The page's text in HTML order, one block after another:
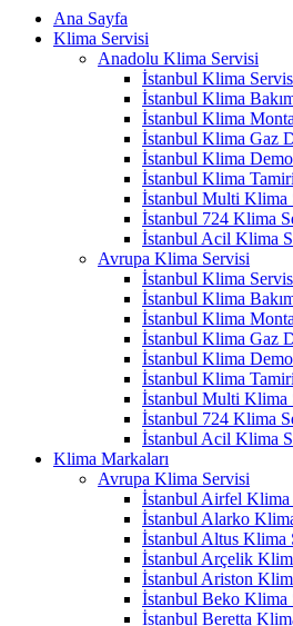
Ana Sayfa
Klima Servisi
Anadolu Klima Servisi
İstanbul Klima
İstanbul Klima
İstanbul Klima
İstanbul Klima Gaz
İstanbul Klima
İstanbul Klima Tamiri
İstanbul Multi Klima
İstanbul 724 Klima
İstanbul Acil Klima
Avrupa Klima Servisi
İstanbul Klima
İstanbul Klima
İstanbul Klima
İstanbul Klima Gaz
İstanbul Klima
İstanbul Klima Tamiri
İstanbul Multi Klima
İstanbul 724 Klima
İstanbul Acil Klima
Klima Markaları
Avrupa Klima Servisi
İstanbul Airfel Klima
İstanbul Alarko
İstanbul Altus Klima
İstanbul Arçelik
İstanbul Ariston
İstanbul Beko Klima
İstanbul Beretta